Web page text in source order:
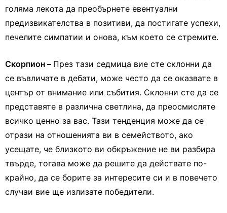
голяма лекота да преобърнете евентуални
предизвикателства в позитиви, да постигате успехи,
печелите симпатии и онова, към което се стремите.
Скорпион – През тази седмица вие сте склонни да
се въвличате в дебати, може често да се оказвате в
център от внимание или събития. Склонни сте да се
представяте в различна светлина, да преосмисляте
всичко ценно за вас. Тази тенденция може да се
отрази на отношенията ви в семейството, ако
усещате, че близкото ви обкръжение не ви разбира
твърде, тогава може да решите да действате по-
крайно, да се борите за интересите си и в повечето
случаи вие ще излизате победители.